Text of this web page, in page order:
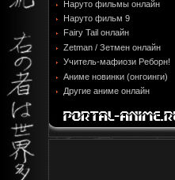
Наруто фильмы онлайн
Наруто фильм 9
Fairy Tail онлайн
Zetman / Зетмен онлайн
Учитель-мафиози Реборн!
Аниме новинки (онгоинги)
Другие аниме онлайн